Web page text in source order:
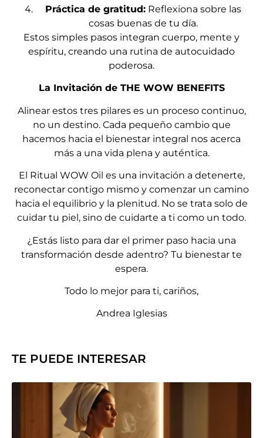
Práctica de gratitud: Reflexiona sobre las
cosas buenas de tu día.
Estos simples pasos integran cuerpo, mente y
espíritu, creando una rutina de autocuidado
poderosa.
La Invitación de THE WOW BENEFITS
Alinear estos tres pilares es un proceso continuo,
no un destino. Cada pequeño cambio que
hacemos hacia el bienestar integral nos acerca
más a una vida plena y auténtica.
El Ritual WOW Oil es una invitación a detenerte,
reconectar contigo mismo y comenzar un camino
hacia el equilibrio y la plenitud. No se trata solo de
cuidar tu piel, sino de cuidarte a ti como un todo.
¿Estás listo para dar el primer paso hacia una
transformación desde adentro? Tu bienestar te
espera.
Todo lo mejor para ti, cariños,
Andrea Iglesias
TE PUEDE INTERESAR